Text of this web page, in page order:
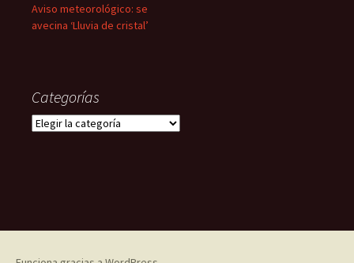
Aviso meteorológico: se
avecina ‘Lluvia de cristal’
Categorías
Categorías